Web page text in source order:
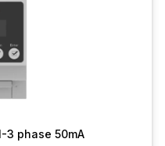
3 phase 50mA